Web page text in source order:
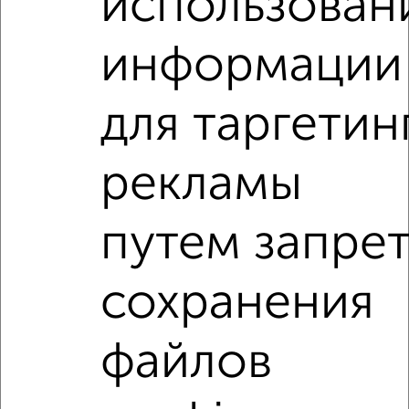
95 700₽ за м²
Октябрьский район, мкр. Арбеково, проспект Строителей
Агентство, 29.07.2026
1-к квартиры
не первый этаж не последний этаж с балконом
с центральным отоплением в строящихся домах
в новостройках с раздельным санузлом
информации
для
рекламы
путем
сохранения
файлов